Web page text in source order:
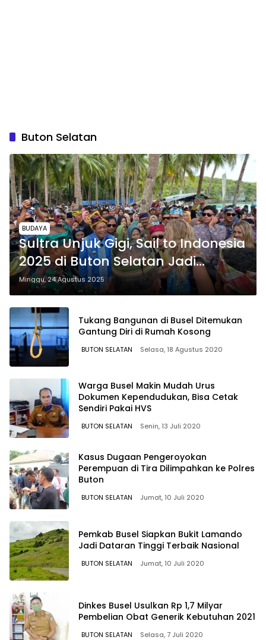
Buton Selatan
BUDAYA
Sultra Unjuk Gigi, Sail to Indonesia
2025 di Buton Selatan Jadi
Sorotan Dunia
Minggu, 24 Agustus 2025
Tukang Bangunan di Busel Ditemukan
Gantung Diri di Rumah Kosong
BUTON SELATAN Selasa, 18 Agustus 2020
Warga Busel Makin Mudah Urus
Dokumen Kependudukan, Bisa Cetak
Sendiri Pakai HVS
BUTON SELATAN Senin, 13 Juli 2020
Kasus Dugaan Pengeroyokan
Perempuan di Tira Dilimpahkan ke Polres
Buton
BUTON SELATAN Jumat, 10 Juli 2020
Pemkab Busel Siapkan Bukit Lamando
Jadi Dataran Tinggi Terbaik Nasional
BUTON SELATAN Jumat, 10 Juli 2020
Dinkes Busel Usulkan Rp 1,7 Milyar
Pembelian Obat Generik Kebutuhan 2021
BUTON SELATAN Selasa, 7 Juli 2020